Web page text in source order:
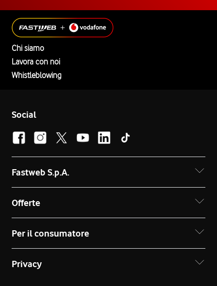
Chi siamo
Lavora con noi
Whistleblowing
Social
Fastweb S.p.A.
Offerte
Per il consumatore
Privacy